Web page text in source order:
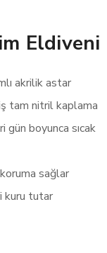
Eldiveni
akrilik astar
tam nitril kaplama
gün boyunca sıcak
sağlar
kuru tutar